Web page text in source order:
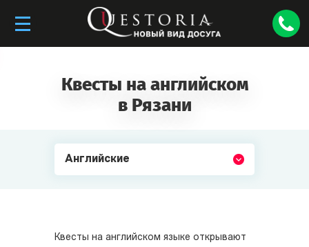
Квесты на английском
в Рязани
Английские
Квесты на английском языке открывают